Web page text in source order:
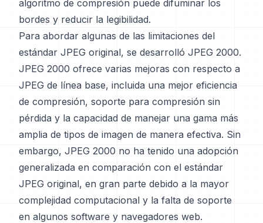
algoritmo de compresión puede difuminar los
bordes y reducir la legibilidad.
Para abordar algunas de las limitaciones del
estándar JPEG original, se desarrolló JPEG 2000.
JPEG 2000 ofrece varias mejoras con respecto a
JPEG de línea base, incluida una mejor eficiencia
de compresión, soporte para compresión sin
pérdida y la capacidad de manejar una gama más
amplia de tipos de imagen de manera efectiva. Sin
embargo, JPEG 2000 no ha tenido una adopción
generalizada en comparación con el estándar
JPEG original, en gran parte debido a la mayor
complejidad computacional y la falta de soporte
en algunos software y navegadores web.